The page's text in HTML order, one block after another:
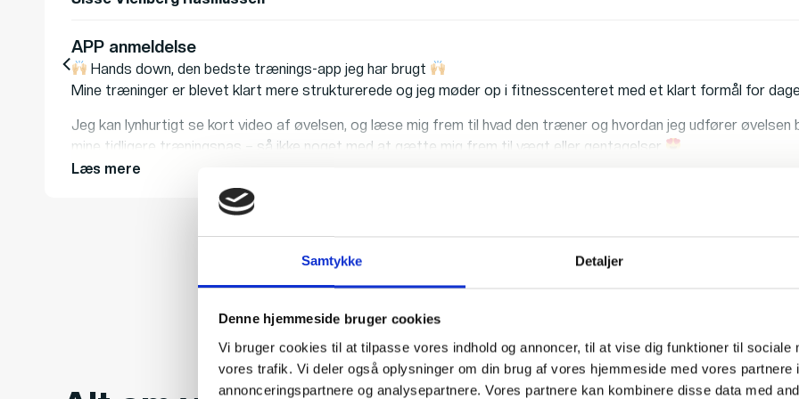
Samtykke Detaljer
Denne hjemmeside bruger cookies
Vi bruger cookies til at tilpasse vores indhold og annoncer, til at vise dig funktioner til sociale
vores trafik. Vi deler også oplysninger om din brug af vores hjemmeside med vores partnere
annonceringspartnere og analysepartnere. Vores partnere kan kombinere disse data med
APP anmeldelse
Hands down, den bedste trænings-app jeg har brugt
Mine træninger er blevet klart mere strukturerede og jeg møder op i fitnesscenteret med et klart formål for
Jeg kan lynhurtigt se kort video af øvelsen, og læse mig frem til hvad den træner og hvordan jeg udfører øvelsen
mine tidligere træningspas – så ikke noget med at gætte mig frem til vægt eller gentagelser
tryk, kan app’en foreslå mig en anden øvelse, som træner samme muskelgruppe – og den foreslår ikke kun 1
Jeg manglende viiiiiiiiirkelig en app som denne, da jeg startede med at træne, men kan i den grad heller ikke
Brugervenlig, giver overblik, skaber struktur, et lærerigt og forpligtende træningsværktøj – JA TAK!
Læs mere